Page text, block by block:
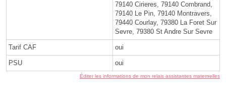
79140 Cirieres, 79140 Combrand,
79140 Le Pin, 79140 Montravers,
79440 Courlay, 79380 La Foret Sur
Sevre, 79380 St Andre Sur Sevre
Tarif CAF oui
PSU oui
Éditer les informations de mon relais assistantes maternelles